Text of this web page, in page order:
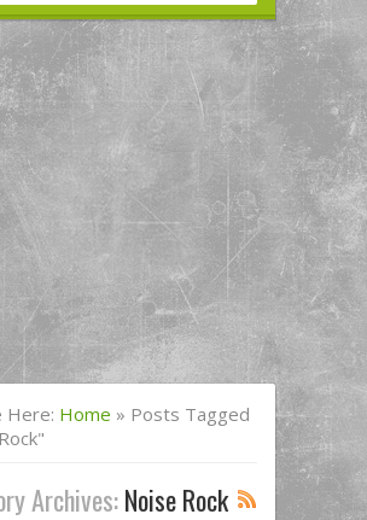
Here: Home » Posts Tagged
Archives:Noise Rock